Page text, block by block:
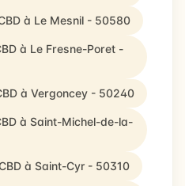
à Le Mesnil - 50580
à Le Fresne-Poret -
à Vergoncey - 50240
à Saint-Michel-de-la-
à Saint-Cyr - 50310